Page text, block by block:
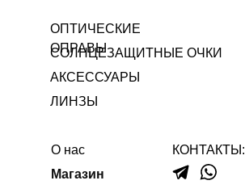
ОПТИЧЕСКИЕ
ОПРАВЫ
СОЛНЦЕЗАЩИТНЫЕ ОЧКИ
Магазин
О нас КОНТАКТЫ:
ЛИНЗЫ
АКСЕССУАРЫ